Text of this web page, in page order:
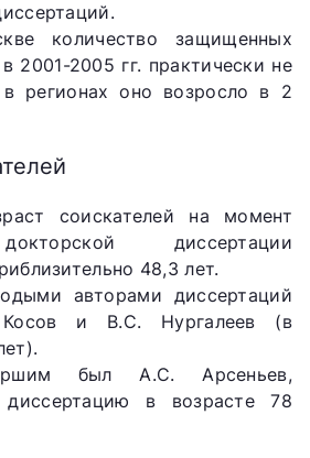
количество защищенных
2001-2005 гг. практически не
регионах оно возросло в 2
соискателей на момент
диссертации
48,3 лет.
авторами диссертаций
и В.С. Нургалеев (в
был А.С. Арсеньев,
в возрасте 78